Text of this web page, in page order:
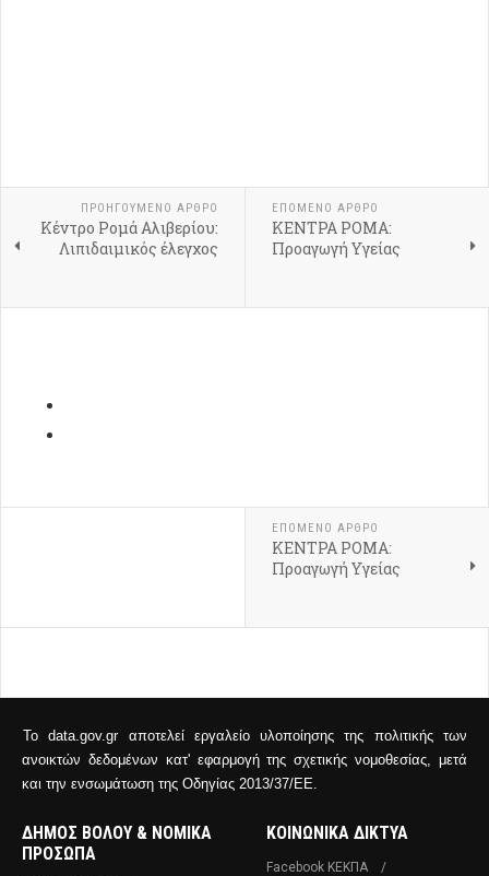
ΠΡΟΗΓΟΎΜΕΝΟ ΆΡΘΡΟ
Κέντρο Ρομά Αλιβερίου:
Λιπιδαιμικός έλεγχος
ΕΠΌΜΕΝΟ ΆΡΘΡΟ
ΚΕΝΤΡΑ ΡΟΜΑ:
Προαγωγή Υγείας
ΕΠΌΜΕΝΟ ΆΡΘΡΟ
ΚΕΝΤΡΑ ΡΟΜΑ:
Προαγωγή Υγείας
Το data.gov.gr αποτελεί εργαλείο υλοποίησης της πολιτικής των
ανοικτών δεδομένων κατ' εφαρμογή της σχετικής νομοθεσίας, μετά
και την ενσωμάτωση της Οδηγίας 2013/37/ΕΕ.
ΔΗΜΟΣ ΒΟΛΟΥ & ΝΟΜΙΚΑ
ΠΡΟΣΩΠΑ
ΚΟΙΝΩΝΙΚΑ ΔΙΚΤΥΑ
Facebook ΚΕΚΠΑ